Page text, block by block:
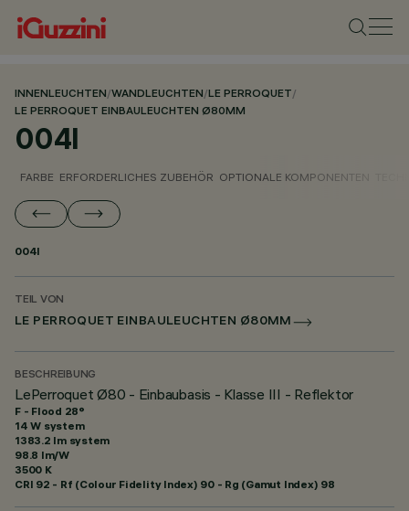
INNENLEUCHTEN/WANDLEUCHTEN/LE PERROQUET/
LE PERROQUET EINBAULEUCHTEN Ø80MM
004I
FARBE ERFORDERLICHES ZUBEHÖR OPTIONALE KOMPONENTEN
004I
TEIL VON
LE PERROQUET EINBAULEUCHTEN Ø80MM
BESCHREIBUNG
LePerroquet Ø80 - Einbaubasis - Klasse III - Reflektor
F - Flood 28°
14 W system
1383.2 lm system
98.8 lm/W
3500 K
CRI 92 - Rf (Colour Fidelity Index) 90 - Rg (Gamut Index) 98